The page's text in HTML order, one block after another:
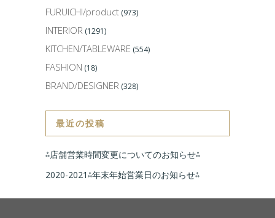
FURUICHI/product (973)
INTERIOR (1291)
KITCHEN/TABLEWARE (554)
FASHION (18)
BRAND/DESIGNER (328)
最近の投稿
⁂店舗営業時間変更についてのお知らせ⁂
2020-2021⁂年末年始営業日のお知らせ⁂